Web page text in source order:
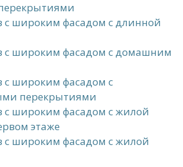
с широким фасадом с длинной
с широким фасадом с домашним
с широким фасадом с
перекрытиями
с широким фасадом с жилой
этаже
с широким фасадом с жилой